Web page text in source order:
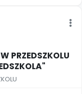
PRZEDSZKOLU